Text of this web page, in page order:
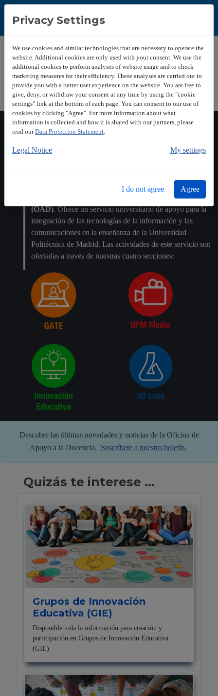
Buscar en esta web Buscar
Bienvenido
El Gabinete de Tele-Educación e Innovación Educativa se
Oficina de Apoyo a la Docencia
(OAD). Ofrece un servicio universitario de apoyo para la
integración de las tecnologías de la información y las
comunicaciones en la enseñanza de la Universidad
Politécnica de Madrid. Las actividades de este servicio son
ofertadas a través de nuestras cuatro secciones:
Descubre las últimas novedades y noticias de la Oficina de
Apoyo a la Docencia. Suscríbete a nuestro boletín.
Quizás te interese ...
Grupos de Innovación
Educativa (GIE)
Disponible toda la información para creación y
participación en Grupos de Innovación Educativa
(GIE).
Privacy Settings
We use cookies and similar technologies that are necessary to operate the
website. Additional cookies are only used with your consent. We use the
additional cookies to perform analyses of website usage and to check
marketing measures for their efficiency. These analyses are carried out to
provide you with a better user experience on the website. You are free to
give, deny, or withdraw your consent at any time by using the "cookie
settings" link at the bottom of each page. You can consent to our use of
cookies by clicking "Agree". For more information about what
information is collected and how it is shared with our partners, please
read ourData Protection Statement.
Legal Notice My settings
I do not agree Agree